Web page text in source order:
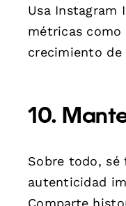
Usa Instagram
métricas como
crecimiento de
10.
Sobre todo,
autenticidad
Comparte